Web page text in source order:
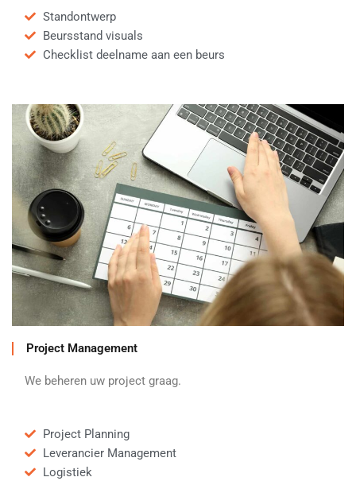
Standontwerp
Beursstand visuals
Checklist deelname aan een beurs
Project Management
We beheren uw project graag.
Project Planning
Leverancier Management
Logistiek